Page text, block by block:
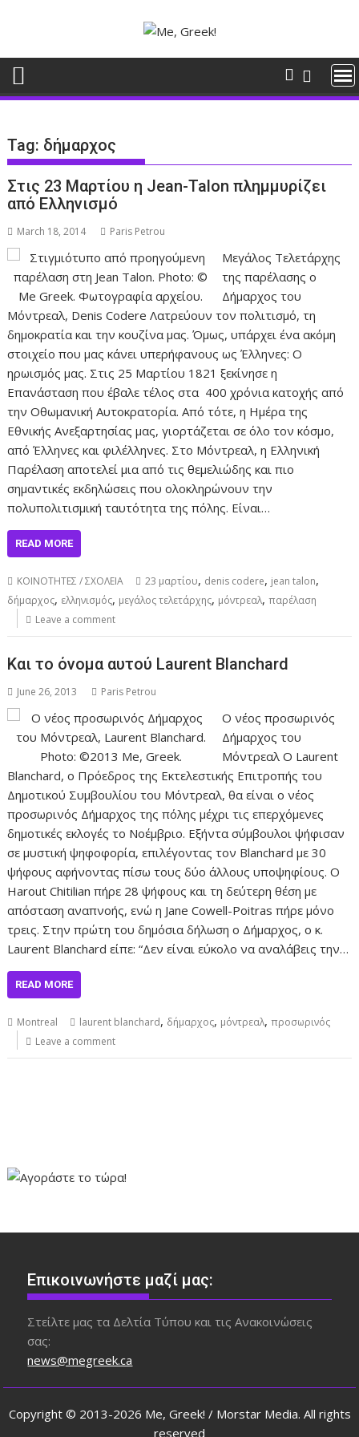
Tag: δήμαρχος
Στις 23 Μαρτίου η Jean-Talon πλημμυρίζει
από Ελληνισμό
March 18, 2014 Paris Petrou
Μεγάλος Τελετάρχης
της παρέλασης ο
Δήμαρχος του
Μόντρεαλ, Denis Codere Λατρεύουν τον πολιτισμό, τη
δημοκρατία και την κουζίνα μας. Όμως, υπάρχει ένα ακόμη
στοιχείο που μας κάνει υπερήφανους ως Έλληνες: Ο
ηρωισμός μας. Στις 25 Μαρτίου 1821 ξεκίνησε η
Επανάσταση που έβαλε τέλος στα 400 χρόνια κατοχής από
την Οθωμανική Αυτοκρατορία. Από τότε, η Ημέρα της
Εθνικής Ανεξαρτησίας μας, γιορτάζεται σε όλο τον κόσμο,
από Έλληνες και φιλέλληνες. Στο Μόντρεαλ, η Ελληνική
Παρέλαση αποτελεί μια από τις θεμελιώδης και πιο
σημαντικές εκδηλώσεις που ολοκληρώνουν την
πολυπολιτισμική ταυτότητα της πόλης. Είναι…
READ MORE
ΚΟΙΝΟΤΗΤΕΣ / ΣΧΟΛΕΙΑ 23 μαρτίου, denis codere, jean talon,
δήμαρχος, ελληνισμός, μεγάλος τελετάρχης, μόντρεαλ,παρέλαση
Leave a comment
Και το όνομα αυτού Laurent Blanchard
June 26, 2013 Paris Petrou
Ο νέος προσωρινός
Δήμαρχος του
Μόντρεαλ Ο Laurent
Blanchard, ο Πρόεδρος της Εκτελεστικής Επιτροπής του
Δημοτικού Συμβουλίου του Μόντρεαλ, θα είναι ο νέος
προσωρινός Δήμαρχος της πόλης μέχρι τις επερχόμενες
δημοτικές εκλογές το Νοέμβριο. Εξήντα σύμβουλοι ψήφισαν
σε μυστική ψηφοφορία, επιλέγοντας τον Blanchard με 30
ψήφους αφήνοντας πίσω τους δύο άλλους υποψηφίους. Ο
Harout Chitilian πήρε 28 ψήφους και τη δεύτερη θέση με
απόσταση αναπνοής, ενώ η Jane Cowell-Poitras πήρε μόνο
τρεις. Στην πρώτη του δημόσια δήλωση ο Δήμαρχος, ο κ.
Laurent Blanchard είπε: “Δεν είναι εύκολο να αναλάβεις την…
READ MORE
Montreal laurent blanchard, δήμαρχος, μόντρεαλ,προσωρινός
Leave a comment
Επικοινωνήστε μαζί μας:
Στείλτε μας τα Δελτία Τύπου και τις Ανακοινώσεις
σας:
news@megreek.ca
Copyright © 2013-2026 Me, Greek! / Morstar Media. All rights
reserved